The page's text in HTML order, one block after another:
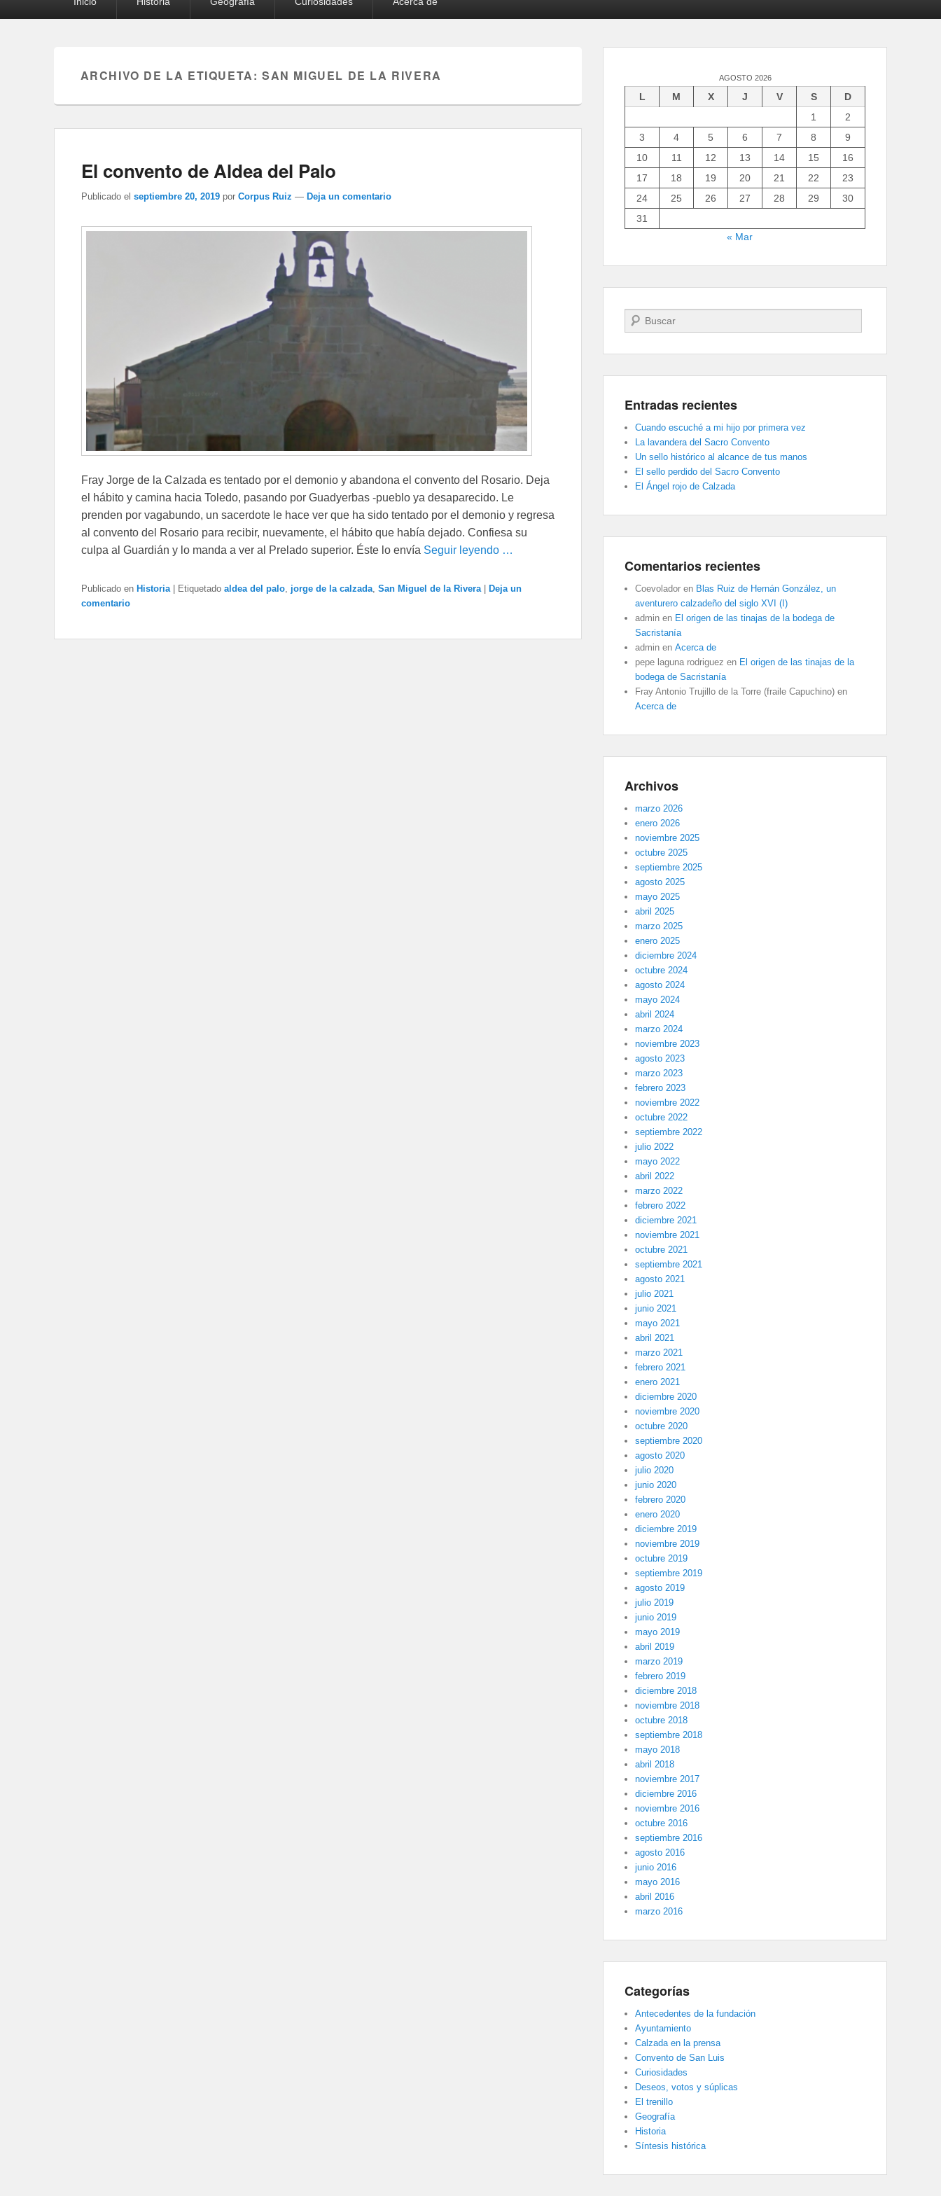
ARCHIVO DE LA ETIQUETA:SAN MIGUEL DE LA RIVERA
El convento de Aldea del Palo
Publicado el septiembre 20, 2019 por Corpus Ruiz — Deja un comentario
Fray Jorge de la Calzada es tentado por el demonio y abandona el convento del Rosario. Deja
el hábito y camina hacia Toledo, pasando por Guadyerbas -pueblo ya desaparecido. Le
prenden por vagabundo, un sacerdote le hace ver que ha sido tentado por el demonio y regresa
al convento del Rosario para recibir, nuevamente, el hábito que había dejado. Confiesa su
culpa al Guardián y lo manda a ver al Prelado superior. Éste lo envía Seguir leyendo …
Publicado en Historia | Etiquetado aldea del palo jorge de la calzada San Miguel de la Rivera | Deja un
comentario
AGOSTO 2026
L M X J V S
D
1
2
3
4 5 6 7 8
9
10
11 12 13 14 15
16
17
18 19 20 21 22
23
24
25 26 27 28 29
30
31
« Mar
Buscar
Entradas recientes
Cuando escuché a mi hijo por primera vez
La lavandera del Sacro Convento
Un sello histórico al alcance de tus manos
El sello perdido del Sacro Convento
El Ángel rojo de Calzada
Comentarios recientes
Coevolador en Blas Ruiz de Hernán González, un
aventurero calzadeño del siglo XVI (I)
admin en El origen de las tinajas de la bodega de
Sacristanía
admin en Acerca de
pepe laguna rodriguez en El origen de las tinajas de la
bodega de Sacristanía
Fray Antonio Trujillo de la Torre (fraile Capuchino) en
Acerca de
Archivos
marzo 2026
enero 2026
noviembre 2025
octubre 2025
septiembre 2025
agosto 2025
mayo 2025
abril 2025
marzo 2025
enero 2025
diciembre 2024
octubre 2024
agosto 2024
mayo 2024
abril 2024
marzo 2024
noviembre 2023
agosto 2023
marzo 2023
febrero 2023
noviembre 2022
octubre 2022
septiembre 2022
julio 2022
mayo 2022
abril 2022
marzo 2022
febrero 2022
diciembre 2021
noviembre 2021
octubre 2021
septiembre 2021
agosto 2021
julio 2021
junio 2021
mayo 2021
abril 2021
marzo 2021
febrero 2021
enero 2021
diciembre 2020
noviembre 2020
octubre 2020
septiembre 2020
agosto 2020
julio 2020
junio 2020
febrero 2020
enero 2020
diciembre 2019
noviembre 2019
octubre 2019
septiembre 2019
agosto 2019
julio 2019
junio 2019
mayo 2019
abril 2019
marzo 2019
febrero 2019
diciembre 2018
noviembre 2018
octubre 2018
septiembre 2018
mayo 2018
abril 2018
noviembre 2017
diciembre 2016
noviembre 2016
octubre 2016
septiembre 2016
agosto 2016
junio 2016
mayo 2016
abril 2016
marzo 2016
Categorías
Antecedentes de la fundación
Ayuntamiento
Calzada en la prensa
Convento de San Luis
Curiosidades
Deseos, votos y súplicas
El trenillo
Geografía
Historia
Síntesis histórica